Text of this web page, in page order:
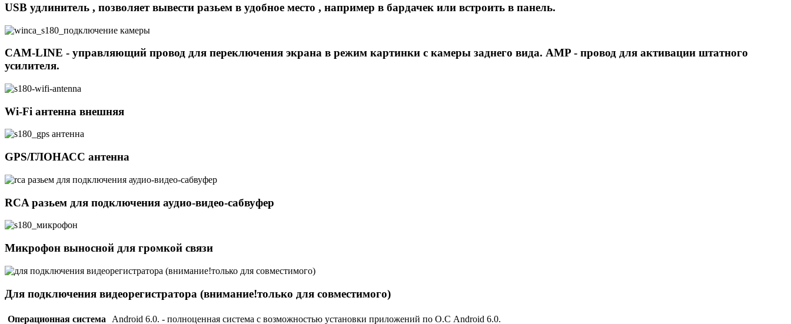
USB удлинитель , позволяет вывести разьем в удобное место , например в бардачек или встроить в панель.
CAM-LINE - управляющий провод для переключения экрана в режим картинки с камеры заднего вида. AMP - провод для активации штатного
усилителя.
Wi-Fi антенна внешняя
GPS/ГЛОНАСС антенна
RCA разьем для подключения аудио-видео-сабвуфер
Микрофон выносной для громкой связи
Для подключения видеорегистратора (внимание!только для совместимого)
Операционная система Android 6.0. - полноценная система с возможностью установки приложений по О.С Android 6.0.